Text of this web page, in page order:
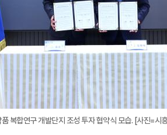
복합연구 개발단지 조성 투자 협약식 모습. [사진=시